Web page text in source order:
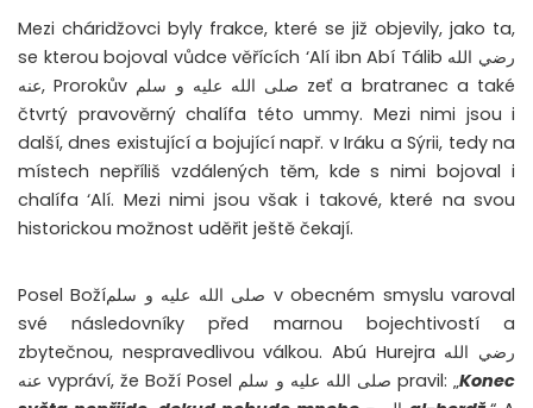
Mezi cháridžovci byly frakce, které se již objevily, jako ta,
se kterou bojoval vůdce věřících ‘Alí ibn Abí Tálib رضي الله
عنه, Prorokův صلى الله عليه و سلم zeť a bratranec a také
čtvrtý pravověrný chalífa této ummy. Mezi nimi jsou i
další, dnes existující a bojující např. v Iráku a Sýrii, tedy na
místech nepříliš vzdálených těm, kde s nimi bojoval i
chalífa ‘Alí. Mezi nimi jsou však i takové, které na svou
historickou možnost uděřit ještě čekají.
Posel Božíصلى الله عليه و سلم v obecném smyslu varoval
své následovníky před marnou bojechtivostí a
zbytečnou, nespravedlivou válkou. Abú Hurejra رضي الله
عنه vypráví, že Boží Posel صلى الله عليه و سلم pravil: „Konec